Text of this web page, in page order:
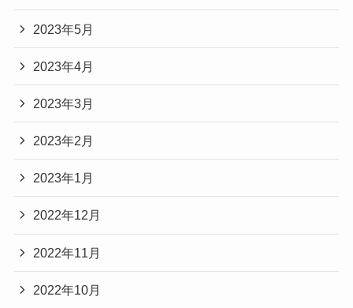
2023年5月
2023年4月
2023年3月
2023年2月
2023年1月
2022年12月
2022年11月
2022年10月